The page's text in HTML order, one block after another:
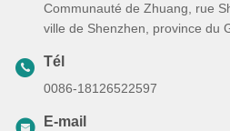
Communauté de Zhuang, rue
ville de Shenzhen, province du
Tél
0086-18126522597
E-mail